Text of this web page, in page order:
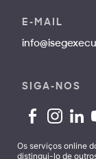
E-MAIL
SIGA-NOS
Os serviços online
distingui-lo de